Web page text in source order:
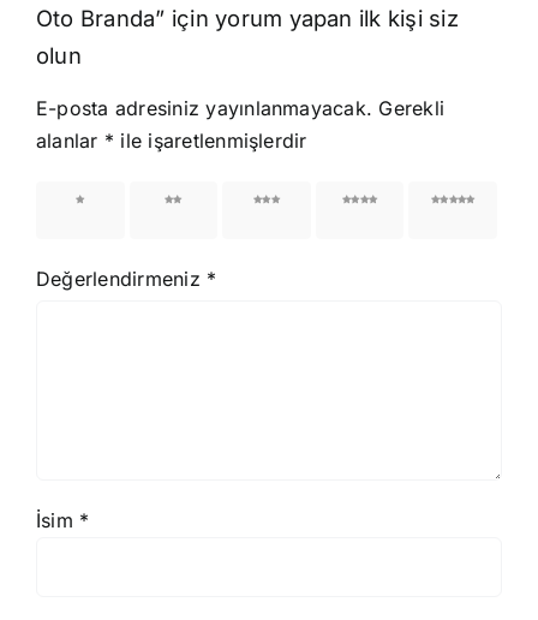
Oto Branda” için yorum yapan ilk kişi siz
olun
E-posta adresiniz yayınlanmayacak. Gerekli
alanlar * ile işaretlenmişlerdir
2/5
3/5
4/5
5/5
Değerlendirmeniz *
İsim *